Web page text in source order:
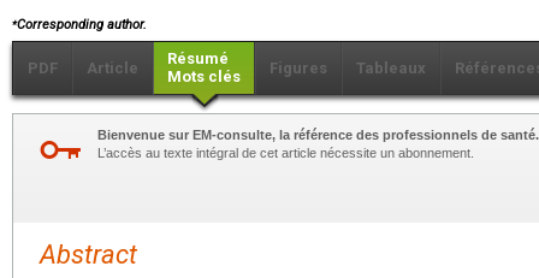
⁎Corresponding author.
PDF Article
Résumé
Mots clés
Figures Tableaux
Bienvenue sur EM-consulte, la référence des professionnels de santé.
L’accès au texte intégral de cet article nécessite un abonnement.
Abstract